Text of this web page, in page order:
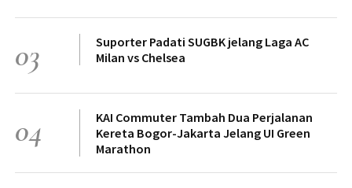
03
Suporter Padati SUGBK jelang Laga AC
Milan vs Chelsea
04
KAI Commuter Tambah Dua Perjalanan
Kereta Bogor-Jakarta Jelang UI Green
Marathon